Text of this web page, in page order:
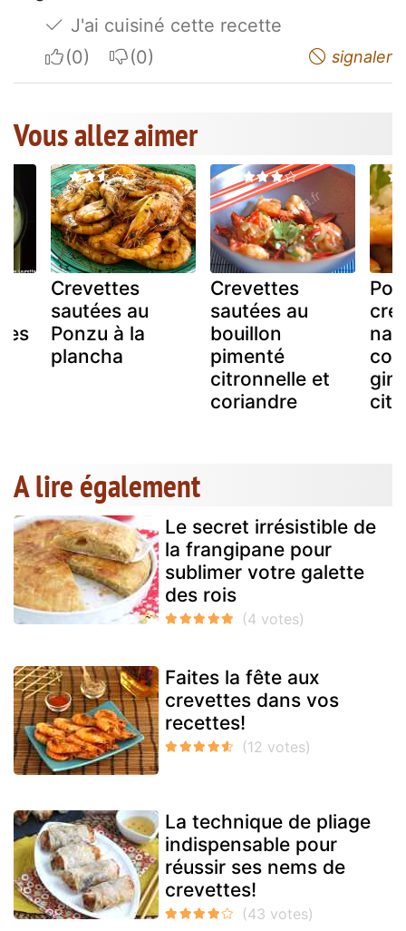
J'ai cuisiné cette recette
I apreciateI do not appreciate signaler
Vous allez aimer
Crevettes
sautées au
Ponzu à la
plancha
Crevettes
sautées au
bouillon
pimenté
citronnelle et
coriandre
A lire également
Le secret irrésistible de
la frangipane pour
sublimer votre galette
des rois
Faites la fête aux
crevettes dans vos
recettes!
La technique de pliage
indispensable pour
réussir ses nems de
crevettes!